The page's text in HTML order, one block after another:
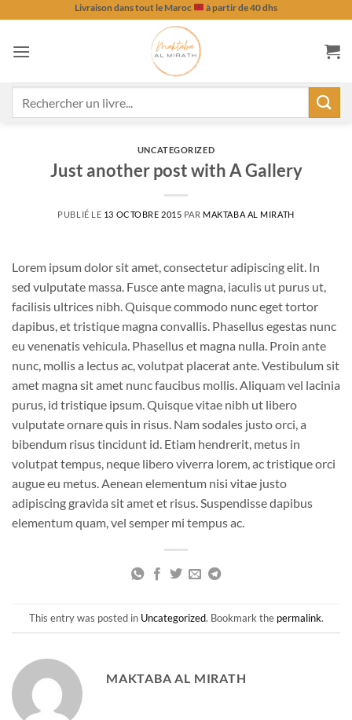
contenu
Livraison dans tout le Maroc à partir de 40 dhs
UNCATEGORIZED
Just another post with A Gallery
PUBLIÉ LE 13 OCTOBRE 2015 PAR MAKTABA AL MIRATH
Lorem ipsum dolor sit amet, consectetur adipiscing elit. In
sed vulputate massa. Fusce ante magna, iaculis ut purus ut,
facilisis ultrices nibh. Quisque commodo nunc eget tortor
dapibus, et tristique magna convallis. Phasellus egestas nunc
eu venenatis vehicula. Phasellus et magna nulla. Proin ante
nunc, mollis a lectus ac, volutpat placerat ante. Vestibulum sit
amet magna sit amet nunc faucibus mollis. Aliquam vel lacinia
purus, id tristique ipsum. Quisque vitae nibh ut libero
vulputate ornare quis in risus. Nam sodales justo orci, a
bibendum risus tincidunt id. Etiam hendrerit, metus in
volutpat tempus, neque libero viverra lorem, ac tristique orci
augue eu metus. Aenean elementum nisi vitae justo
adipiscing gravida sit amet et risus. Suspendisse dapibus
elementum quam, vel semper mi tempus ac.
This entry was posted in Uncategorized. Bookmark the permalink.
MAKTABA AL MIRATH